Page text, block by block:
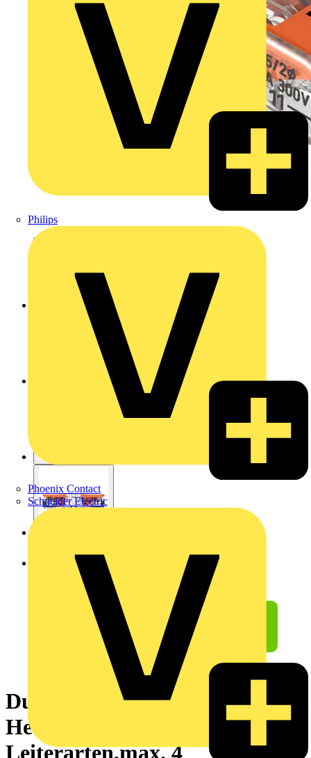
Philips
Phoenix Contact
Schneider Electric
Durchgangsverbinder mit
Hebeln,für alle
Leiterarten,max. 4